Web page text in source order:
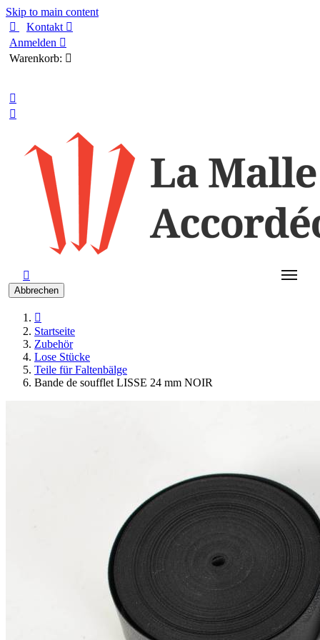
Skip to main content

Kontakt 
Anmelden 
Warenkorb: 



Abbrechen

Startseite
Zubehör
Lose Stücke
Teile für Faltenbälge
Bande de soufflet LISSE 24 mm NOIR